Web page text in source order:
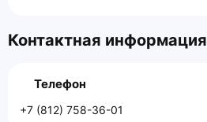
Контактная информация
Телефон
+7 (812) 758-36-01